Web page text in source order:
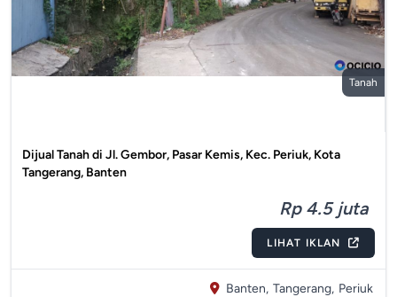
Tanah
Dijual Tanah di Jl. Gembor, Pasar Kemis, Kec. Periuk, Kota
Tangerang, Banten
Rp 4.5 juta
LIHAT IKLAN
Banten, Tangerang, Periuk